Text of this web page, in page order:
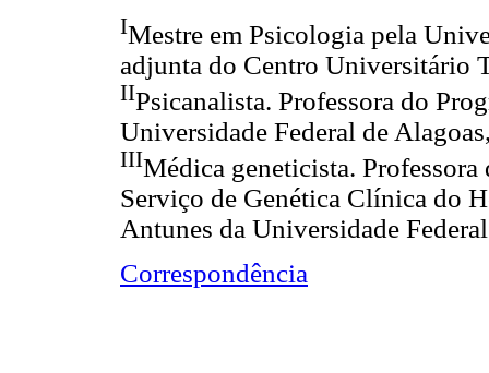
IMestre em Psicologia pela
adjunta do Centro Universitário
IIPsicanalista. Professora do
Universidade Federal de
IIIMédica geneticista.
Serviço de Genética Clínica do
Antunes da Universidade
Correspondência